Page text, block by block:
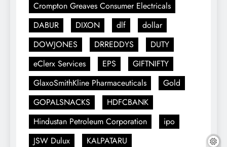
Crompton Greaves Consumer Electricals
DABUR
DIXON dlf
dollar
DOWJONES
DRREDDYS
DUTY
eClerx Services
EPS
GIFTNIFTY
GlaxoSmithKline Pharmaceuticals
Gold
GOPALSNACKS
HDFCBANK
Hindustan Petroleum Corporation
ipo
JSW Dulux
KALPATARU